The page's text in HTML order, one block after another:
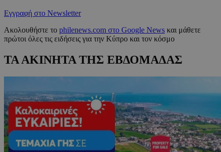
Εγγραφή στο Newsletter
Ακολουθήστε το philenews.com στο Google News και μάθετε
πρώτοι όλες τις ειδήσεις για την Κύπρο και τον κόσμο
ΤΑ ΑΚΙΝΗΤΑ ΤΗΣ ΕΒΔΟΜΑΔΑΣ